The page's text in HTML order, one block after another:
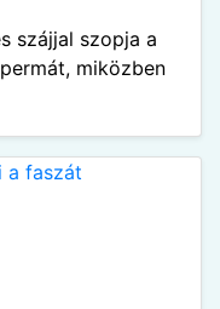
szájjal szopja a
miközben